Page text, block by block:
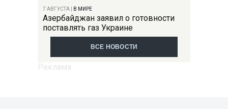
7 АВГУСТА В МИРЕ
Азербайджан заявил о готовности
поставлять газ Украине
ВСЕ НОВОСТИ